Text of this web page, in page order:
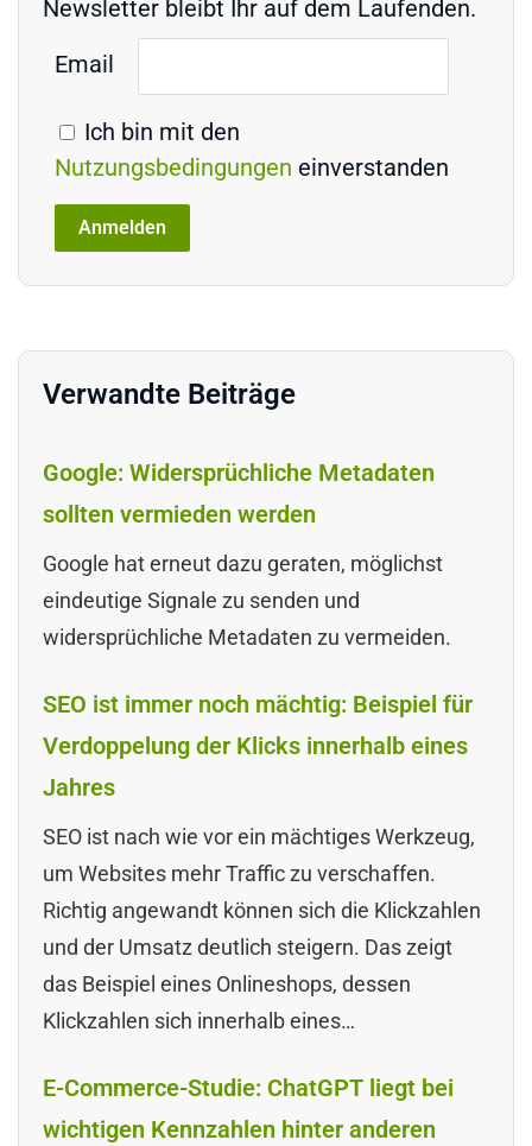
Newsletter bleibt Ihr auf dem Laufenden.
Email
Ich bin mit den
Nutzungsbedingungen einverstanden
Verwandte Beiträge
Google: Widersprüchliche Metadaten
sollten vermieden werden
Google hat erneut dazu geraten, möglichst
eindeutige Signale zu senden und
widersprüchliche Metadaten zu vermeiden.
SEO ist immer noch mächtig: Beispiel für
Verdoppelung der Klicks innerhalb eines
Jahres
SEO ist nach wie vor ein mächtiges Werkzeug,
um Websites mehr Traffic zu verschaffen.
Richtig angewandt können sich die Klickzahlen
und der Umsatz deutlich steigern. Das zeigt
das Beispiel eines Onlineshops, dessen
Klickzahlen sich innerhalb eines…
E-Commerce-Studie: ChatGPT liegt bei
wichtigen Kennzahlen hinter anderen